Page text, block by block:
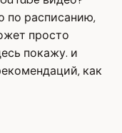
по расписанию,
просто
покажу. и
как